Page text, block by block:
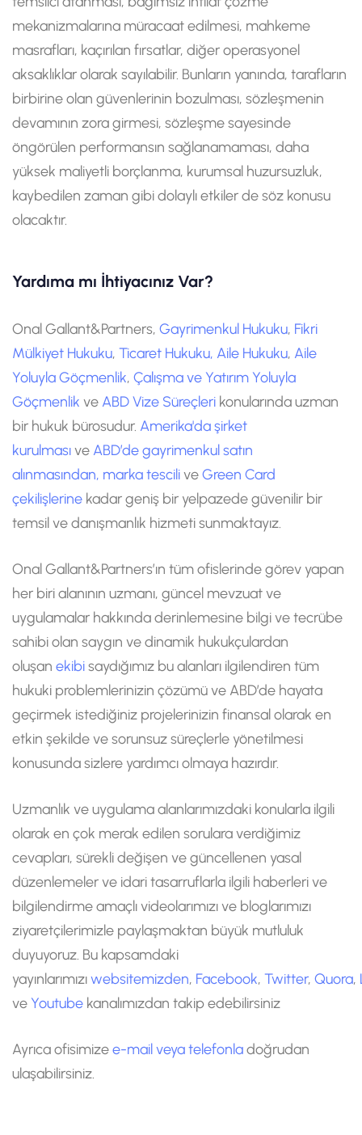
mekanizmalarına müracaat edilmesi, mahkeme
masrafları, kaçırılan fırsatlar, diğer operasyonel
aksaklıklar olarak sayılabilir. Bunların yanında, tarafların
birbirine olan güvenlerinin bozulması, sözleşmenin
devamının zora girmesi, sözleşme sayesinde
öngörülen performansın sağlanamaması, daha
yüksek maliyetli borçlanma, kurumsal huzursuzluk,
kaybedilen zaman gibi dolaylı etkiler de söz konusu
olacaktır.
Yardıma mı İhtiyacınız Var?
Onal Gallant&Partners, Gayrimenkul Hukuku, Fikri
Mülkiyet Hukuku, Ticaret Hukuku, Aile Hukuku, Aile
Yoluyla Göçmenlik, Çalışma ve Yatırım Yoluyla
Göçmenlik ve ABD Vize Süreçleri konularında uzman
bir hukuk bürosudur. Amerika'da şirket
kurulmasıve ABD’de gayrimenkul satın
alınmasından, marka tesciliveGreen Card
çekilişlerine kadar geniş bir yelpazede güvenilir bir
temsil ve danışmanlık hizmeti sunmaktayız.
Onal Gallant&Partners’ın tüm ofislerinde görev yapan
her biri alanının uzmanı, güncel mevzuat ve
uygulamalar hakkında derinlemesine bilgi ve tecrübe
sahibi olan saygın ve dinamik hukukçulardan
oluşan ekibisaydığımız bu alanları ilgilendiren tüm
hukuki problemlerinizin çözümü ve ABD’de hayata
geçirmek istediğiniz projelerinizin finansal olarak en
etkin şekilde ve sorunsuz süreçlerle yönetilmesi
konusunda sizlere yardımcı olmaya hazırdır.
Uzmanlık ve uygulama alanlarımızdaki konularla ilgili
olarak en çok merak edilen sorulara verdiğimiz
cevapları, sürekli değişen ve güncellenen yasal
düzenlemeler ve idari tasarruflarla ilgili haberleri ve
bilgilendirme amaçlı videolarımızı ve bloglarımızı
ziyaretçilerimizle paylaşmaktan büyük mutluluk
duyuyoruz. Bu kapsamdaki
yayınlarımızıwebsitemizden, Facebook, Twitter, Quora,
veYoutube kanalımızdan takip edebilirsiniz
Ayrıca ofisimizee-mail veya telefonladoğrudan
ulaşabilirsiniz.